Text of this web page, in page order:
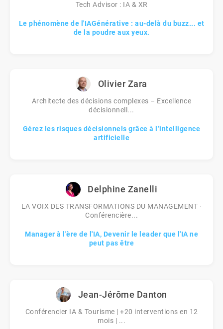
Tech Advisor : IA & XR
Le phénomène de l'IAGénérative : au-delà du buzz... et
de la poudre aux yeux.
Olivier Zara
Architecte des décisions complexes – Excellence
décisionnell...
Gérez les risques décisionnels grâce à l’intelligence
artificielle
Delphine Zanelli
LA VOIX DES TRANSFORMATIONS DU MANAGEMENT ·
Conférencière...
Manager à l'ère de l'IA, Devenir le leader que l'IA ne
peut pas être
Jean-Jérôme Danton
Conférencier IA & Tourisme | +20 interventions en 12
mois | ...